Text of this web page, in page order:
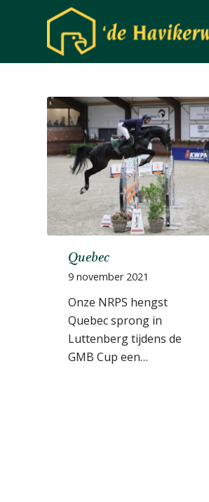
Quebec
9 november 2021
Onze NRPS hengst
Quebec sprong in
Luttenberg tijdens de
GMB Cup een…